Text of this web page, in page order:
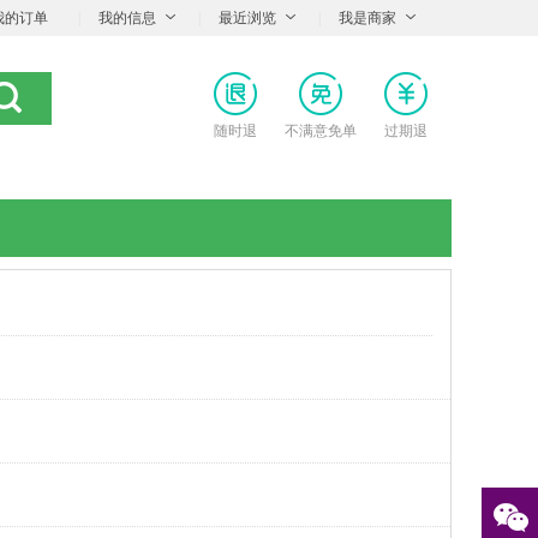
的订单 我的信息 最近浏览 我是商家
随时退 不满意免单 过期退